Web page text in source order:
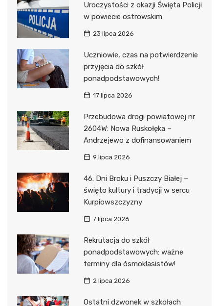
Uroczystości z okazji Święta Policji
w powiecie ostrowskim
23 lipca 2026
Uczniowie, czas na potwierdzenie
przyjęcia do szkół
ponadpodstawowych!
17 lipca 2026
Przebudowa drogi powiatowej nr
2604W: Nowa Ruskołęka –
Andrzejewo z dofinansowaniem
9 lipca 2026
46. Dni Broku i Puszczy Białej –
święto kultury i tradycji w sercu
Kurpiowszczyzny
7 lipca 2026
Rekrutacja do szkół
ponadpodstawowych: ważne
terminy dla ósmoklasistów!
2 lipca 2026
Ostatni dzwonek w szkołach